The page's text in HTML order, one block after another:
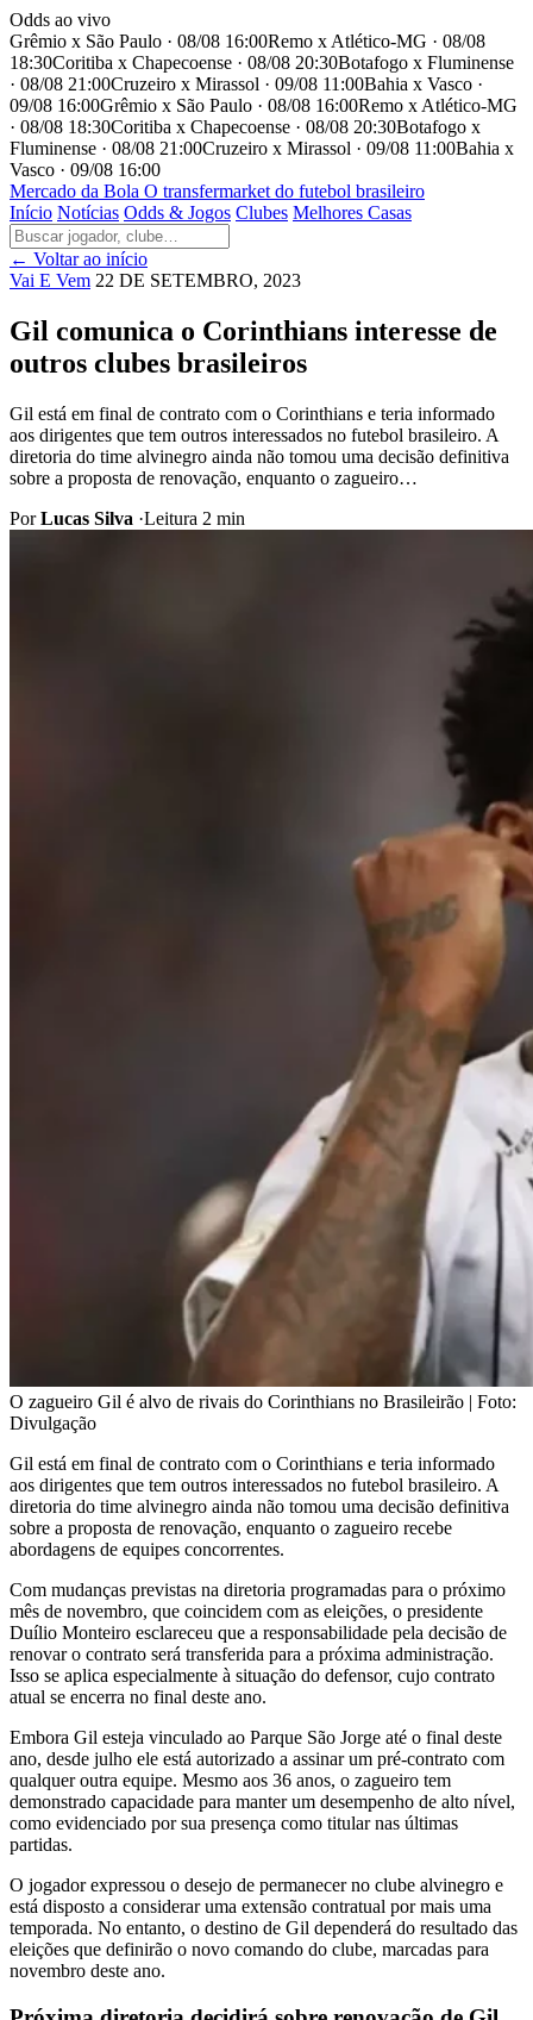
Odds ao vivo
Grêmio x São Paulo · 08/08 16:00Remo x Atlético-MG · 08/08
18:30Coritiba x Chapecoense · 08/08 20:30Botafogo x Fluminense
· 08/08 21:00Cruzeiro x Mirassol · 09/08 11:00Bahia x Vasco ·
09/08 16:00Grêmio x São Paulo · 08/08 16:00Remo x Atlético-MG
· 08/08 18:30Coritiba x Chapecoense · 08/08 20:30Botafogo x
Fluminense · 08/08 21:00Cruzeiro x Mirassol · 09/08 11:00Bahia x
Vasco · 09/08 16:00
Mercado da Bola O transfermarket do futebol brasileiro
Início Notícias Odds & Jogos Clubes Melhores Casas
← Voltar ao início
Vai E Vem 22 DE SETEMBRO, 2023
Gil comunica o Corinthians interesse de
outros clubes brasileiros
Gil está em final de contrato com o Corinthians e teria informado
aos dirigentes que tem outros interessados no futebol brasileiro. A
diretoria do time alvinegro ainda não tomou uma decisão definitiva
sobre a proposta de renovação, enquanto o zagueiro…
PorLucas Silva ·Leitura 2 min
O zagueiro Gil é alvo de rivais do Corinthians no Brasileirão | Foto:
Divulgação
Gil está em final de contrato com o Corinthians e teria informado
aos dirigentes que tem outros interessados no futebol brasileiro. A
diretoria do time alvinegro ainda não tomou uma decisão definitiva
sobre a proposta de renovação, enquanto o zagueiro recebe
abordagens de equipes concorrentes.
Com mudanças previstas na diretoria programadas para o próximo
mês de novembro, que coincidem com as eleições, o presidente
Duílio Monteiro esclareceu que a responsabilidade pela decisão de
renovar o contrato será transferida para a próxima administração.
Isso se aplica especialmente à situação do defensor, cujo contrato
atual se encerra no final deste ano.
Embora Gil esteja vinculado ao Parque São Jorge até o final deste
ano, desde julho ele está autorizado a assinar um pré-contrato com
qualquer outra equipe. Mesmo aos 36 anos, o zagueiro tem
demonstrado capacidade para manter um desempenho de alto nível,
como evidenciado por sua presença como titular nas últimas
partidas.
O jogador expressou o desejo de permanecer no clube alvinegro e
está disposto a considerar uma extensão contratual por mais uma
temporada. No entanto, o destino de Gil dependerá do resultado das
eleições que definirão o novo comando do clube, marcadas para
novembro deste ano.